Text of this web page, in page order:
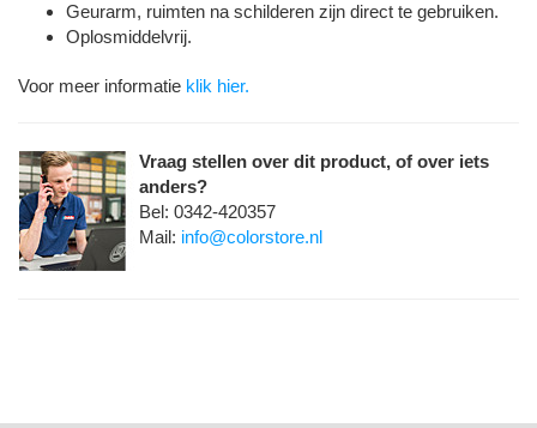
Geurarm, ruimten na schilderen zijn direct te gebruiken.
Oplosmiddelvrij.
Voor meer informatie klik hier.
Vraag stellen over dit product, of over iets
anders?
Bel: 0342-420357
Mail: info@colorstore.nl